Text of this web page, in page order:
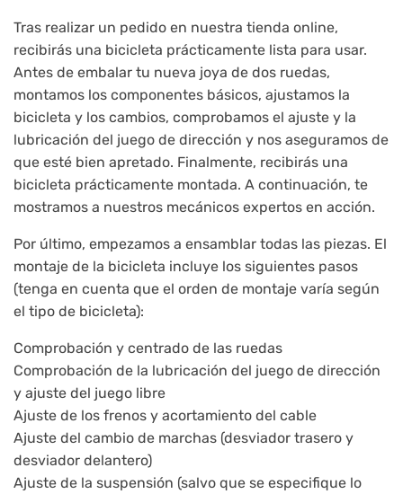
Tras realizar un pedido en nuestra tienda online,
recibirás una bicicleta prácticamente lista para usar.
Antes de embalar tu nueva joya de dos ruedas,
montamos los componentes básicos, ajustamos la
bicicleta y los cambios, comprobamos el ajuste y la
lubricación del juego de dirección y nos aseguramos de
que esté bien apretado. Finalmente, recibirás una
bicicleta prácticamente montada. A continuación, te
mostramos a nuestros mecánicos expertos en acción.
Por último, empezamos a ensamblar todas las piezas. El
montaje de la bicicleta incluye los siguientes pasos
(tenga en cuenta que el orden de montaje varía según
el tipo de bicicleta):
Comprobación y centrado de las ruedas
Comprobación de la lubricación del juego de dirección
y ajuste del juego libre
Ajuste de los frenos y acortamiento del cable
Ajuste del cambio de marchas (desviador trasero y
desviador delantero)
Ajuste de la suspensión (salvo que se especifique lo